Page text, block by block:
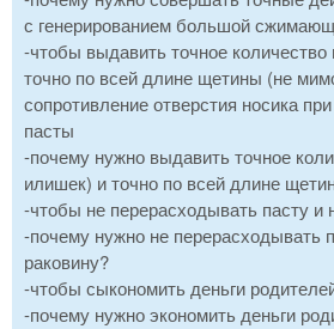
с генерированием большой
-чтобы выдавить точное
точно по всей длине щетины (не
сопротивление отверстия носика
пасты
-почему нужно выдавить точное
илишек) и точно по всей длине
-чтобы не перерасходывать пасту и
-почему нужно не перерасходывать
раковину?
-чтобы сыкономить деньги
-почему нужно экономить деньги